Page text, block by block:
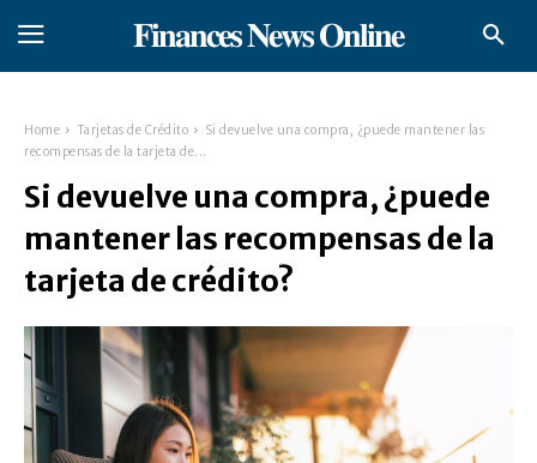
𝐅𝐢𝐧𝐚𝐧𝐜𝐞𝐬 𝐍𝐞𝐰𝐬 𝐎𝐧𝐥𝐢𝐧𝐞
Home Tarjetas de Crédito
Si devuelve una compra, ¿puede mantener las
recompensas de la tarjeta de...
Si devuelve una compra, ¿puede
mantener las recompensas de la
tarjeta de crédito?